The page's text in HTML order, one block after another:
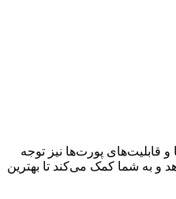
قابلیت‌های پورت‌ها نیز توجه
و به شما کمک می‌کند تا بهترین